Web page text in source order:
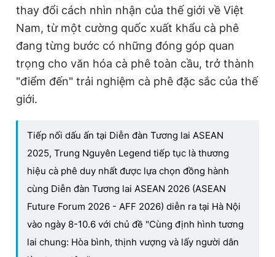
thay đổi cách nhìn nhận của thế giới về Việt
Nam, từ một cường quốc xuất khẩu cà phê
đang từng bước có những đóng góp quan
trọng cho văn hóa cà phê toàn cầu, trở thành
"điểm đến" trải nghiệm cà phê đặc sắc của thế
giới.
Tiếp nối dấu ấn tại Diễn đàn Tương lai ASEAN
2025, Trung Nguyên Legend tiếp tục là thương
hiệu cà phê duy nhất được lựa chọn đồng hành
cùng Diễn đàn Tương lai ASEAN 2026 (ASEAN
Future Forum 2026 - AFF 2026) diễn ra tại Hà Nội
vào ngày 8-10.6 với chủ đề "Cùng định hình tương
lai chung: Hòa bình, thịnh vượng và lấy người dân